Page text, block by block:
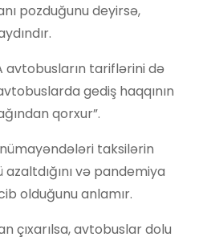
pozduğunu deyirsə,
avtobusların tariflərini də
gediş haqqının
qorxur”.
taksilərin
və pandemiya
olduğunu anlamır.
çıxarılsa, avtobuslar dolu